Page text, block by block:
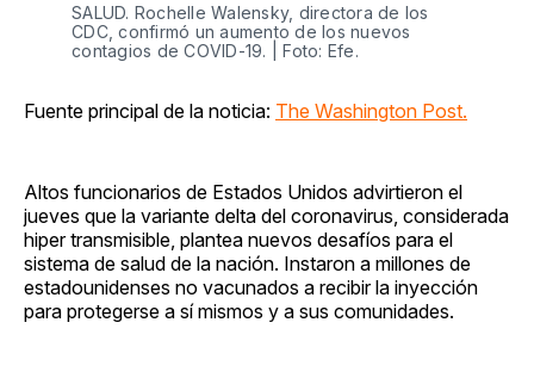
SALUD. Rochelle Walensky, directora de los
CDC, confirmó un aumento de los nuevos
contagios de COVID-19. | Foto: Efe.
Fuente principal de la noticia: The Washington Post.
Altos funcionarios de Estados Unidos advirtieron el
jueves que la variante delta del coronavirus, considerada
hiper transmisible, plantea nuevos desafíos para el
sistema de salud de la nación. Instaron a millones de
estadounidenses no vacunados a recibir la inyección
para protegerse a sí mismos y a sus comunidades.